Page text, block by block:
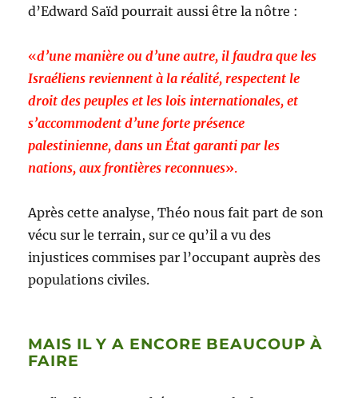
d’Edward Saïd pourrait aussi être la nôtre :
«d’une manière ou d’une autre, il faudra que les
Israéliens reviennent à la réalité, respectent le
droit des peuples et les lois internationales, et
s’accommodent d’une forte présence
palestinienne, dans un État garanti par les
nations, aux frontières reconnues».
Après cette analyse, Théo nous fait part de son
vécu sur le terrain, sur ce qu’il a vu des
injustices commises par l’occupant auprès des
populations civiles.
MAIS IL Y A ENCORE BEAUCOUP À
FAIRE